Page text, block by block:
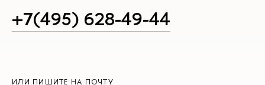
+7(495) 628-49-44
ИЛИ ПИШИТЕ НА ПОЧТУ